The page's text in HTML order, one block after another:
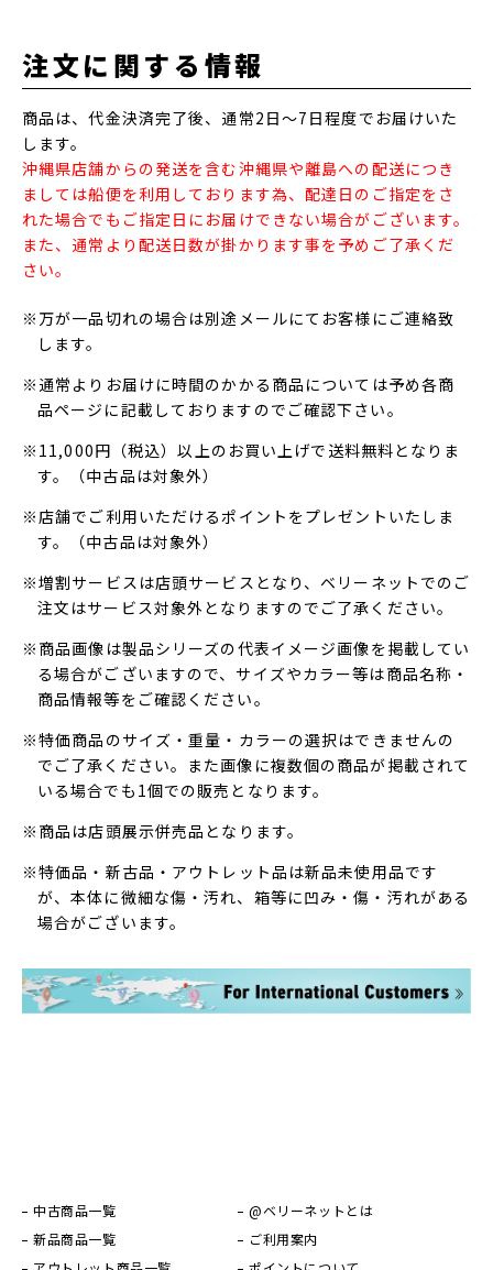
注文に関する情報
商品は、代金決済完了後、通常2日～7日程度でお届けいた
します。
沖縄県店舗からの発送を含む沖縄県や離島への配送につき
ましては船便を利用しております為、配達日のご指定をさ
れた場合でもご指定日にお届けできない場合がございます。
また、通常より配送日数が掛かります事を予めご了承くだ
さい。
※万が一品切れの場合は別途メールにてお客様にご連絡致
します。
※通常よりお届けに時間のかかる商品については予め各商
品ページに記載しておりますのでご確認下さい。
※11,000円（税込）以上のお買い上げで送料無料となりま
す。（中古品は対象外）
※店舗でご利用いただけるポイントをプレゼントいたしま
す。（中古品は対象外）
※増割サービスは店頭サービスとなり、ベリーネットでのご
注文はサービス対象外となりますのでご了承ください。
※商品画像は製品シリーズの代表イメージ画像を掲載してい
る場合がございますので、サイズやカラー等は商品名称・
商品情報等をご確認ください。
※特価商品のサイズ・重量・カラーの選択はできませんの
でご了承ください。また画像に複数個の商品が掲載されて
いる場合でも1個での販売となります。
※商品は店頭展示併売品となります。
※特価品・新古品・アウトレット品は新品未使用品です
が、本体に微細な傷・汚れ、箱等に凹み・傷・汚れがある
場合がございます。
中古商品一覧
新品商品一覧
@ベリーネットとは
ご利用案内